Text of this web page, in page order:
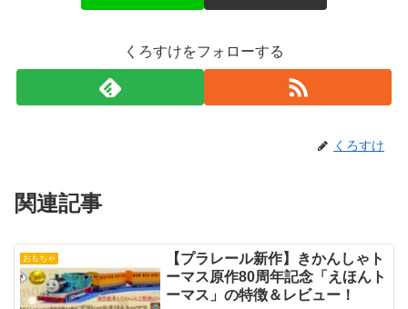
くろすけをフォローする
くろすけ
関連記事
おもちゃ
【プラレール新作】きかんしゃト
ーマス原作80周年記念「えほんト
ーマス」の特徴＆レビュー！